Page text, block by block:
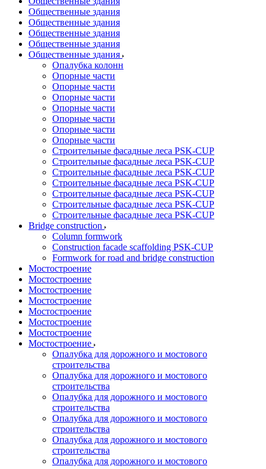
Общественные здания
Общественные здания
Общественные здания
Общественные здания
Общественные здания
Опалубка колонн
Опорные части
Опорные части
Опорные части
Опорные части
Опорные части
Опорные части
Опорные части
Строительные фасадные леса PSK-CUP
Строительные фасадные леса PSK-CUP
Строительные фасадные леса PSK-CUP
Строительные фасадные леса PSK-CUP
Строительные фасадные леса PSK-CUP
Строительные фасадные леса PSK-CUP
Строительные фасадные леса PSK-CUP
Bridge construction
Column formwork
Construction facade scaffolding PSK-CUP
Formwork for road and bridge construction
Мостостроение
Мостостроение
Мостостроение
Мостостроение
Мостостроение
Мостостроение
Мостостроение
Мостостроение
Опалубка для дорожного и мостового
строительства
Опалубка для дорожного и мостового
строительства
Опалубка для дорожного и мостового
строительства
Опалубка для дорожного и мостового
строительства
Опалубка для дорожного и мостового
строительства
Опалубка для дорожного и мостового